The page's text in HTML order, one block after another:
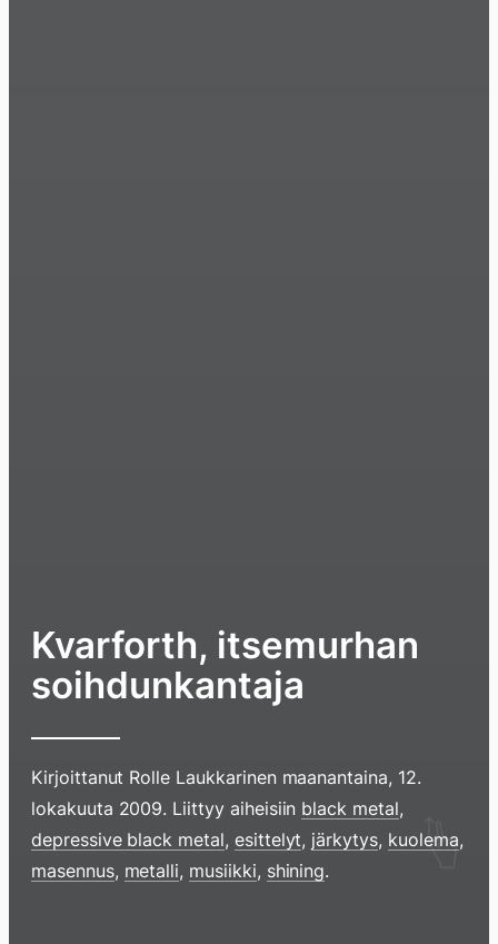
Kvarforth, itsemurhan
soihdunkantaja
Kirjoittanut Rolle Laukkarinen maanantaina, 12.
lokakuuta 2009. Liittyy aiheisiin black metal,
depressive black metal, esittelyt, järkytys, kuolema,
masennus, metalli, musiikki, shining.
Hyppää